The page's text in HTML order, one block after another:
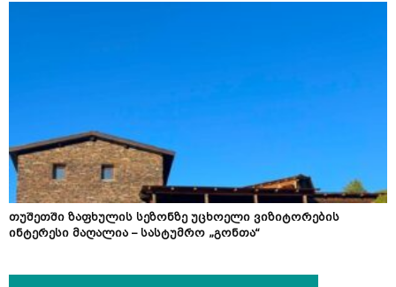
თუშეთში ზაფხულის სეზონზე უცხოელი ვიზიტორების
ინტერესი მაღალია – სასტუმრო „გონთა“